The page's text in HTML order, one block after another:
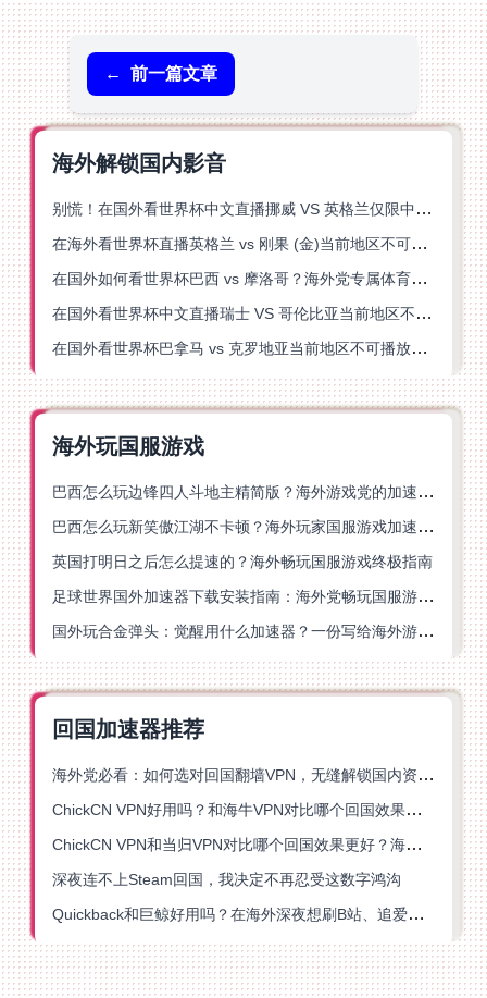
← 前一篇文章
海外解锁国内影音
别慌！在国外看世界杯中文直播挪威 VS 英格兰仅限中国大陆？这篇指南帮你搞定
在海外看世界杯直播英格兰 vs 刚果 (金)当前地区不可播放？这篇指南帮你突破所有限制
在国外如何看世界杯巴西 vs 摩洛哥？海外党专属体育观赛指南来了
在国外看世界杯中文直播瑞士 VS 哥伦比亚当前地区不可播放？这篇指南帮你搞定
在国外看世界杯巴拿马 vs 克罗地亚当前地区不可播放？这篇指南帮你轻松解决海外体育直播难题
海外玩国服游戏
巴西怎么玩边锋四人斗地主精简版？海外游戏党的加速器终极选择
巴西怎么玩新笑傲江湖不卡顿？海外玩家国服游戏加速终极指南（附猫和老鼠一梦江湖实测）
英国打明日之后怎么提速的？海外畅玩国服游戏终极指南
足球世界国外加速器下载安装指南：海外党畅玩国服游戏的终极解决方案
国外玩合金弹头：觉醒用什么加速器？一份写给海外游子的畅玩指南
回国加速器推荐
海外党必看：如何选对回国翻墙VPN，无缝解锁国内资源？
ChickCN VPN好用吗？和海牛VPN对比哪个回国效果更好？
ChickCN VPN和当归VPN对比哪个回国效果更好？海外党亲测后选了它
深夜连不上Steam回国，我决定不再忍受这数字鸿沟
Quickback和巨鲸好用吗？在海外深夜想刷B站、追爱奇艺的你，或许正需要这份答案